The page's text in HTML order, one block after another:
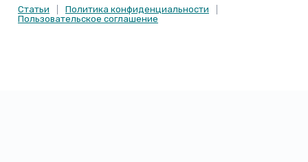
Статьи
Политика конфиденциальности
Пользовательское соглашение